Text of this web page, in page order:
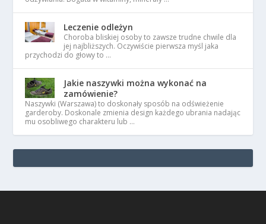
Leczenie odleżyn
Choroba bliskiej osoby to zawsze trudne chwile dla
jej najbliższych. Oczywiście pierwsza myśl jaka
przychodzi do głowy to …
Jakie naszywki można wykonać na
zamówienie?
Naszywki (Warszawa) to doskonały sposób na odświeżenie
garderoby. Doskonale zmienia design każdego ubrania nadając
mu osobliwego charakteru lub …